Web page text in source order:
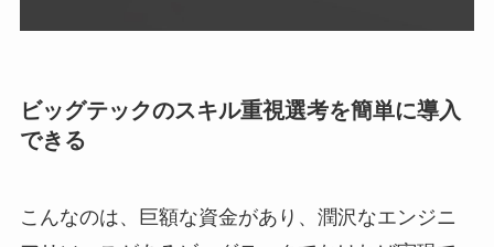
ビッグテックのスキル重視選考を簡単に導入
できる
こんなのは、巨額な資金があり、潤沢なエンジニ